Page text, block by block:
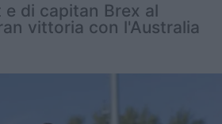
e di capitan Brex al
vittoria con l'Australia